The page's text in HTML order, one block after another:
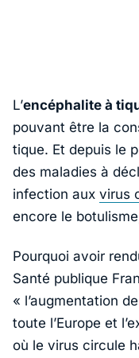
L’encéphalite à
pouvant être la
tique. Et depuis le
des maladies à
infection aux virus
encore le
Pourquoi avoir
Santé publique
« l’augmentation
toute l’Europe et
où le virus circule